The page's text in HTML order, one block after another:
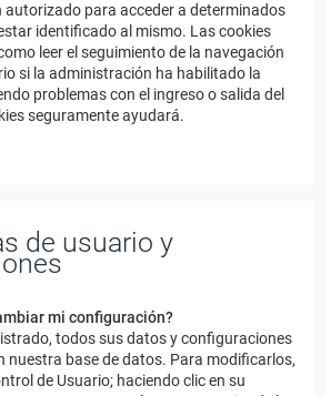
autorizado para acceder a determinados
identificado al mismo. Las cookies
leer el seguimiento de la navegación
si la administración ha habilitado la
problemas con el ingreso o salida del
seguramente ayudará.
de usuario y
mi configuración?
todos sus datos y configuraciones
nuestra base de datos. Para modificarlos,
de Usuario; haciendo clic en su